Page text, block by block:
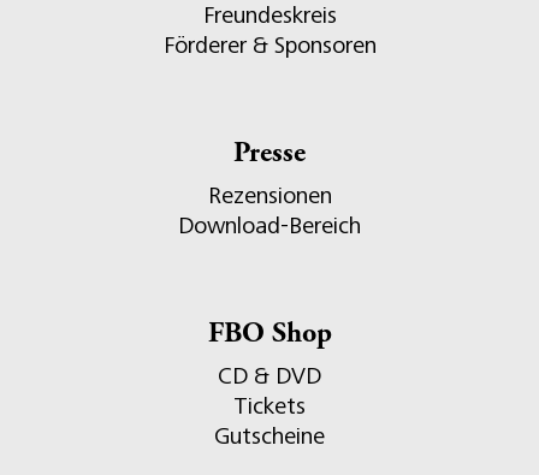
Freundeskreis
Förderer & Sponsoren
Presse
Rezensionen
Download-Bereich
FBO Shop
CD & DVD
Tickets
Gutscheine